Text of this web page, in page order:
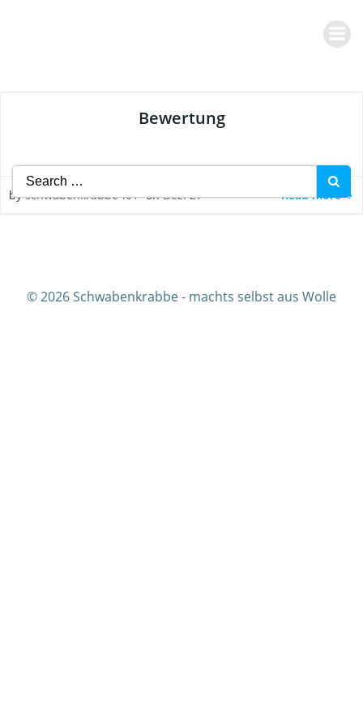
Bewertung
by schwabenkrabbe-l01 onDez. 27 Read more
Search
for:
© 2026 Schwabenkrabbe - machts selbst aus Wolle